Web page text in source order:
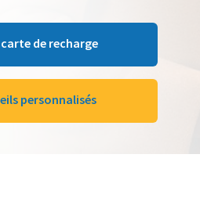
de recharge
personnalisés